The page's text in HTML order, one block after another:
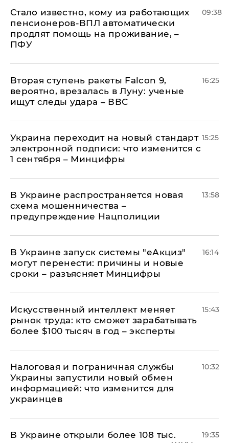
Стало известно, кому из работающих
пенсионеров-ВПЛ автоматически
продлят помощь на проживание, –
ПФУ
09:38
Вторая ступень ракеты Falcon 9,
вероятно, врезалась в Луну: ученые
ищут следы удара – ВВС
16:25
Украина переходит на новый стандарт
электронной подписи: что изменится с
1 сентября – Минцифры
15:25
В Украине распространяется новая
схема мошенничества –
предупреждение Нацполиции
13:58
В Украине запуск системы "еАкциз"
могут перенести: причины и новые
сроки – разъясняет Минцифры
16:14
Искусственный интеллект меняет
рынок труда: кто сможет зарабатывать
более $100 тысяч в год – эксперты
15:43
Налоговая и пограничная службы
Украины запустили новый обмен
информацией: что изменится для
украинцев
10:32
В Украине открыли более 108 тыс.
19:35